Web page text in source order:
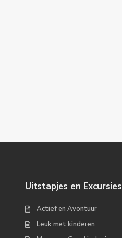
Uitstapjes en Excursies
Actief en Avontuur
Leuk met kinderen